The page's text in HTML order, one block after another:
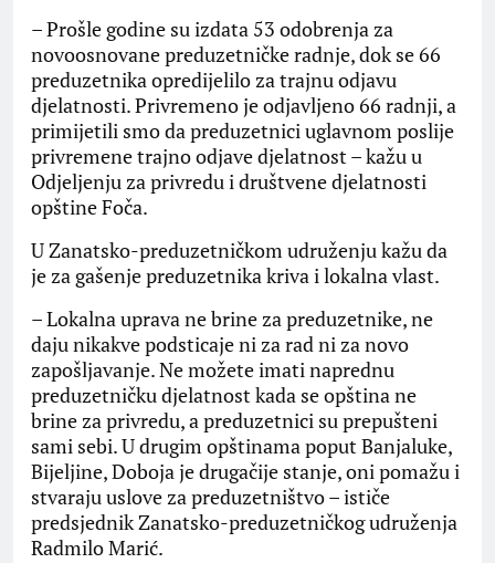
– Prošle godine su izdata 53 odobrenja za
novoosnovane preduzetničke radnje, dok se 66
preduzetnika opredijelilo za trajnu odjavu
djelatnosti. Privremeno je odjavljeno 66 radnji, a
primijetili smo da preduzetnici uglavnom poslije
privremene trajno odjave djelatnost – kažu u
Odjeljenju za privredu i društvene djelatnosti
opštine Foča.
U Zanatsko-preduzetničkom udruženju kažu da
je za gašenje preduzetnika kriva i lokalna vlast.
– Lokalna uprava ne brine za preduzetnike, ne
daju nikakve podsticaje ni za rad ni za novo
zapošljavanje. Ne možete imati naprednu
preduzetničku djelatnost kada se opština ne
brine za privredu, a preduzetnici su prepušteni
sami sebi. U drugim opštinama poput Banjaluke,
Bijeljine, Doboja je drugačije stanje, oni pomažu i
stvaraju uslove za preduzetništvo – ističe
predsjednik Zanatsko-preduzetničkog udruženja
Radmilo Marić.